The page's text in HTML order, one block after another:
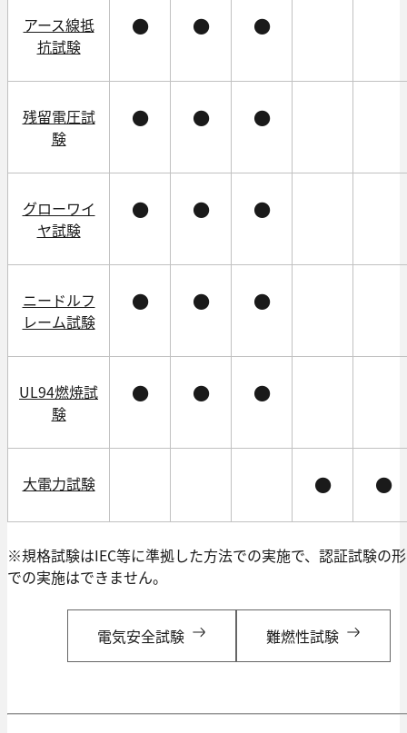
アース線抵
抗試験
● ● ●
残留電圧試
験
● ● ●
グローワイ
ヤ試験
● ● ●
ニードルフ
レーム試験
● ● ●
UL94燃焼試
験
● ● ●
大電力試験 ● ●
※規格試験はIEC等に準拠した方法での実施で、認証試験の形
での実施はできません。
電気安全試験 難燃性試験